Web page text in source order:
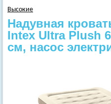
Высокие
Надувная
Intex Ultra Plush
см, насос